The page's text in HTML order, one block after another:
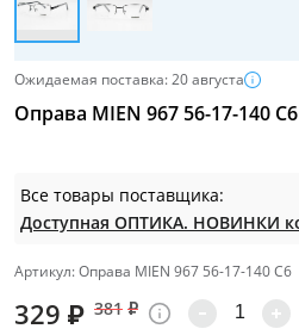
Ожидаемая поставка: 20 августа
Оправа MIEN 967 56-17-140 C6
Все товары поставщика:
Артикул: Оправа MIEN 967 56-17-140 C6
329 ₽ 381 ₽